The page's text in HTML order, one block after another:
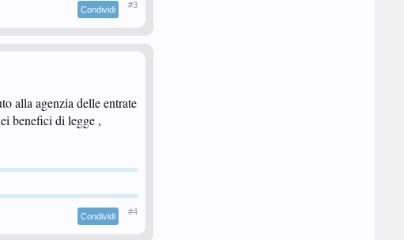
Condividi #3
alla agenzia delle entrate
benefici di legge ,
Condividi #4